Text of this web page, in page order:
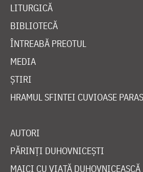
LITURGICĂ
BIBLIOTECĂ
ÎNTREABĂ PREOTUL
MEDIA
ȘTIRI
HRAMUL SFINTEI CUVIOASE
AUTORI
PĂRINȚI DUHOVNICEȘTI
MAICI CU VIAȚĂ DUHOVNICEASCĂ